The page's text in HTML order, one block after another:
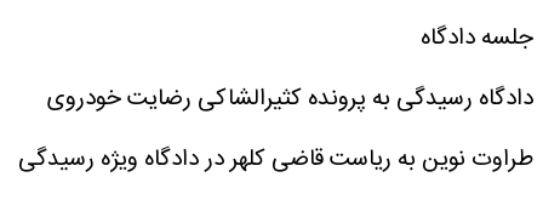
جلسه دادگاه
دادگاه رسیدگی به پرونده کثیرالشاکی رضایت خودروی
طراوت نوین به ریاست قاضی کلهر در دادگاه ویژه رسیدگی